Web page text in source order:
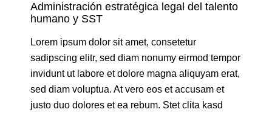
Administración estratégica legal del talento
humano y SST
Lorem ipsum dolor sit amet, consetetur
sadipscing elitr, sed diam nonumy eirmod tempor
invidunt ut labore et dolore magna aliquyam erat,
sed diam voluptua. At vero eos et accusam et
justo duo dolores et ea rebum. Stet clita kasd